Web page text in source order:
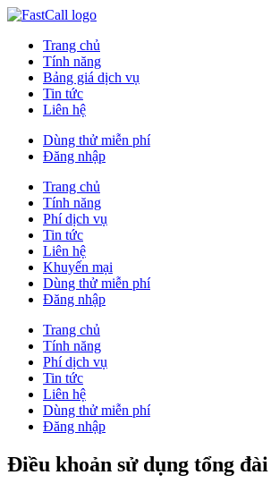
Trang chủ
Tính năng
Bảng giá dịch vụ
Tin tức
Liên hệ
Dùng thử miễn phí
Đăng nhập
Trang chủ
Tính năng
Phí dịch vụ
Tin tức
Liên hệ
Khuyến mại
Dùng thử miễn phí
Đăng nhập
Trang chủ
Tính năng
Phí dịch vụ
Tin tức
Liên hệ
Dùng thử miễn phí
Đăng nhập
Điều khoản sử dụng tổng